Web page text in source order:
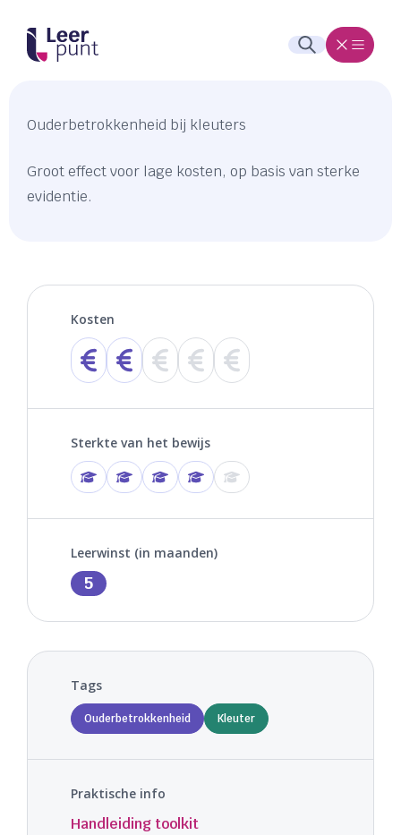
Ouderbetrokkenheid bij kleuters
Groot effect voor lage kosten, op basis van sterke
evidentie.
Kosten
Sterkte van het bewijs
Leerwinst (in maanden)
5
Tags
Ouderbetrokkenheid Kleuter
Praktische info
Handleiding toolkit